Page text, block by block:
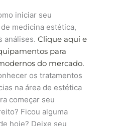
iniciar seu
medicina estética,
análises.Clique aqui e
para
do mercado.
os tratamentos
na área de estética
começar seu
Ficou alguma
hoje? Deixe seu